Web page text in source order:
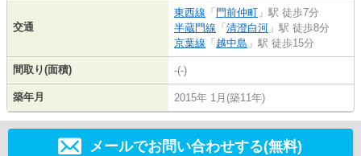
交通
東西線 「 門前仲町 」駅 徒歩7分
半蔵門線 「 清澄白河 」駅 徒歩8分
京葉線 「 越中島 」駅 徒歩15分
間取り(面積) -(-)
築年月 2015年 1月(築11年)
メールでお問い合わせする(無料)